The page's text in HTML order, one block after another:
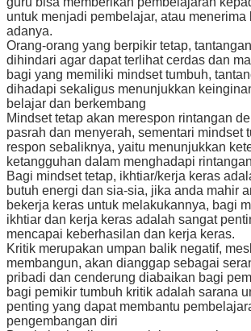
untuk menjadi pembelajar, atau menerima
adanya.
Orang-orang yang berpikir tetap,
dihindari agar dapat terlihat cerdas dan
bagi yang memiliki mindset tumbuh,
dihadapi sekaligus menunjukkan
belajar dan berkembang
Mindset tetap akan merespon rintangan
pasrah dan menyerah, sementari mindset
respon sebaliknya, yaitu menunjukkan
ketangguhan dalam menghadapi
Bagi mindset tetap, ikhtiar/kerja keras
butuh energi dan sia-sia, jika anda mahir
bekerja keras untuk melakukannya, bagi
ikhtiar dan kerja keras adalah sangat
mencapai keberhasilan dan kerja keras.
Kritik merupakan umpan balik negatif,
membangun, akan dianggap sebagai
pribadi dan cenderung diabaikan bagi
bagi pemikir tumbuh kritik adalah sarana
penting yang dapat membantu
pengembangan diri